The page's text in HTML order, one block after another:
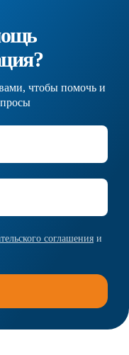
чтобы помочь и
соглашения и